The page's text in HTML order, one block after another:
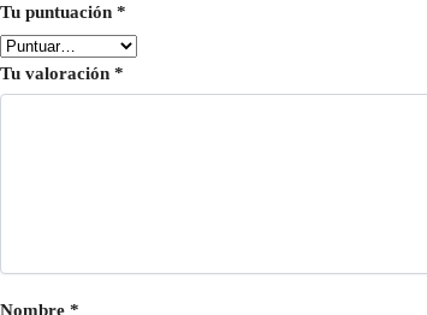
Tu puntuación *
Tu valoración *
Nombre *